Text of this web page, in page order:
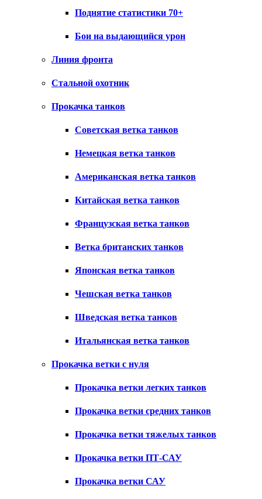
Поднятие статистики 70+
Бои на выдающийся урон
Линия фронта
Стальной охотник
Прокачка танков
Советская ветка танков
Немецкая ветка танков
Американская ветка танков
Китайская ветка танков
Французская ветка танков
Ветка британских танков
Японская ветка танков
Чешская ветка танков
Шведская ветка танков
Итальянская ветка танков
Прокачка ветки с нуля
Прокачка ветки легких танков
Прокачка ветки средних танков
Прокачка ветки тяжелых танков
Прокачка ветки ПТ-САУ
Прокачка ветки САУ